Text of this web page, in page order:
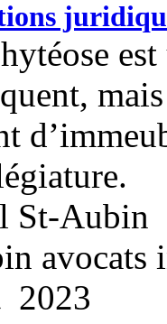
St-Aubin
avocats
2023